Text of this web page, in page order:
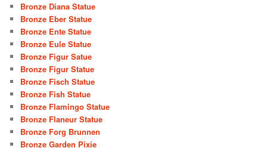
Bronze Diana Statue
Bronze Eber Statue
Bronze Ente Statue
Bronze Eule Statue
Bronze Figur Satue
Bronze Figur Statue
Bronze Fisch Statue
Bronze Fish Statue
Bronze Flamingo Statue
Bronze Flaneur Statue
Bronze Forg Brunnen
Bronze Garden Pixie